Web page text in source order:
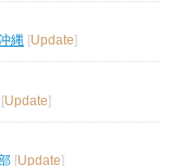
縄 Update
[Update]
Update